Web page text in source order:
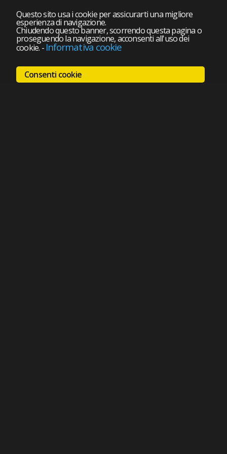
Questo sito usa i cookie per assicurarti una migliore
esperienza di navigazione.
Chiudendo questo banner, scorrendo questa pagina o
proseguendo la navigazione, acconsenti all'uso dei
cookie. - Informativa cookie
Consenti cookie